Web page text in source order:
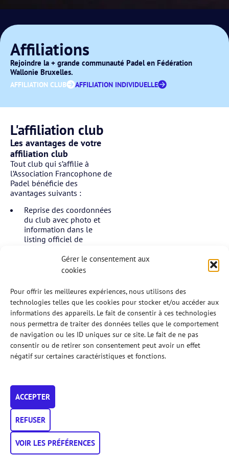
Gérer le consentement aux
cookies
Pour offrir les meilleures expériences, nous utilisons des
technologies telles que les cookies pour stocker et/ou accéder aux
informations des appareils. Le fait de consentir à ces technologies
nous permettra de traiter des données telles que le comportement
de navigation ou les ID uniques sur ce site. Le fait de ne pas
consentir ou de retirer son consentement peut avoir un effet
négatif sur certaines caractéristiques et fonctions.
ACCEPTER
REFUSER
VOIR LES PRÉFÉRENCES
Affiliations
Rejoindre la + grande communauté Padel en Fédération
Wallonie Bruxelles.
AFFILIATION CLUB AFFILIATION INDIVIDUELLE
L'affiliation club
Les avantages de votre
affiliation club
Tout club qui s’affilie à
l’Association Francophone de
Padel bénéficie des
avantages suivants :
Reprise des coordonnées
du club avec photo et
information dans le
listing officiel de
Proposition d’affiliations
individuelles pour les
(assurance, tournoi,
ranking, formation…)
Assurance pour les non-
affiliés durant les séances
de « découverte du Padel
»
Organisation de tournois
officiels
Accès aux formations
officielles instructeur et
Lien avec la fédération
via la plateforme IT Mon
AFPadel
Une communication via